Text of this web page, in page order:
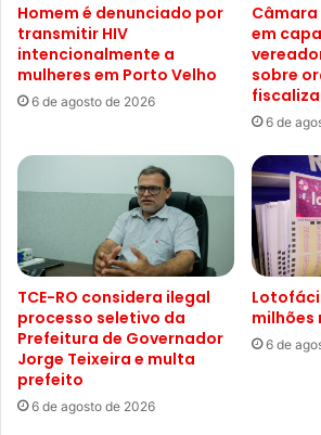
Homem é denunciado por
transmitir HIV
intencionalmente a
mulheres em Porto Velho
6 de agosto de 2026
Câmara
em
sobre
6 de
TCE-RO considera ilegal
processo seletivo da
Prefeitura de Governador
Jorge Teixeira e multa
prefeito
6 de agosto de 2026
milhões
6 de